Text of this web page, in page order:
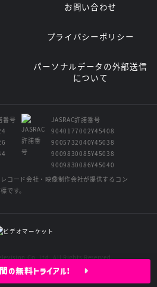
の無料トライアル!
お問い合わせ
プライバシーポリシー
パーソナルデータの外部送信
について
番号
JASRAC許諾番号
9040177002Y45408
9005732040Y45038
9009830085Y45038
9009830086Y45040
コード会社・映像制作会社が提供するコン
です。